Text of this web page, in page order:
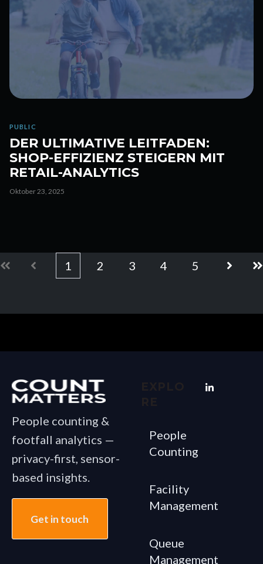
PUBLIC
DER ULTIMATIVE LEITFADEN:
SHOP-EFFIZIENZ STEIGERN MIT
RETAIL-ANALYTICS
Oktober 23, 2025
Erste Zurück
1 2 3 4 5
Weiter
People counting &
footfall analytics —
privacy-first, sensor-
based insights.
Get in touch
People
Counting
Facility
Management
Queue
Management